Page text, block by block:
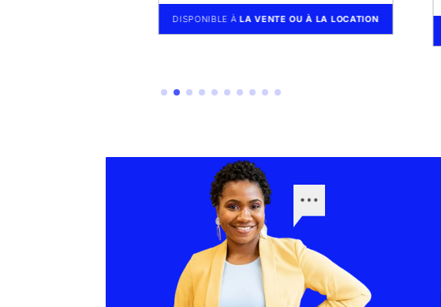
DISPONIBLE ÀLA VENTE OU À LA LOCATION